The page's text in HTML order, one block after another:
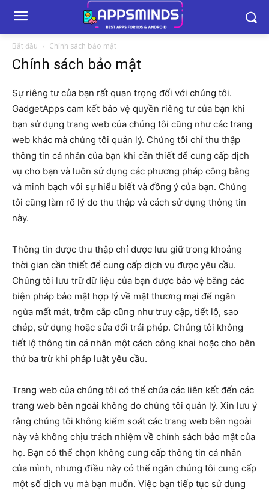
Bắt đầu Chính sách bảo mật
Chính sách bảo mật
Sự riêng tư của bạn rất quan trọng đối với chúng tôi.
GadgetApps cam kết bảo vệ quyền riêng tư của bạn khi
bạn sử dụng trang web của chúng tôi cũng như các trang
web khác mà chúng tôi quản lý. Chúng tôi chỉ thu thập
thông tin cá nhân của bạn khi cần thiết để cung cấp dịch
vụ cho bạn và luôn sử dụng các phương pháp công bằng
và minh bạch với sự hiểu biết và đồng ý của bạn. Chúng
tôi cũng làm rõ lý do thu thập và cách sử dụng thông tin
này.
Thông tin được thu thập chỉ được lưu giữ trong khoảng
thời gian cần thiết để cung cấp dịch vụ được yêu cầu.
Chúng tôi lưu trữ dữ liệu của bạn được bảo vệ bằng các
biện pháp bảo mật hợp lý về mặt thương mại để ngăn
ngừa mất mát, trộm cắp cũng như truy cập, tiết lộ, sao
chép, sử dụng hoặc sửa đổi trái phép. Chúng tôi không
tiết lộ thông tin cá nhân một cách công khai hoặc cho bên
thứ ba trừ khi pháp luật yêu cầu.
Trang web của chúng tôi có thể chứa các liên kết đến các
trang web bên ngoài không do chúng tôi quản lý. Xin lưu ý
rằng chúng tôi không kiểm soát các trang web bên ngoài
này và không chịu trách nhiệm về chính sách bảo mật của
họ. Bạn có thể chọn không cung cấp thông tin cá nhân
của mình, nhưng điều này có thể ngăn chúng tôi cung cấp
một số dịch vụ mà bạn muốn. Việc bạn tiếp tục sử dụng